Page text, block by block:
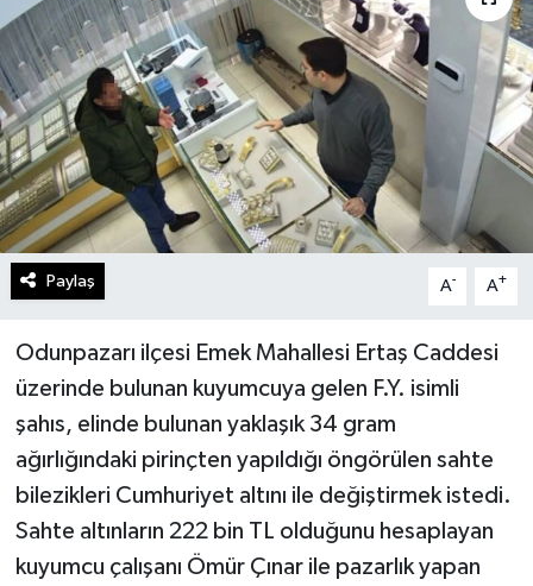
Paylaş A- A+
Odunpazarı ilçesi Emek Mahallesi Ertaş Caddesi
üzerinde bulunan kuyumcuya gelen F.Y. isimli
şahıs, elinde bulunan yaklaşık 34 gram
ağırlığındaki pirinçten yapıldığı öngörülen sahte
bilezikleri Cumhuriyet altını ile değiştirmek istedi.
Sahte altınların 222 bin TL olduğunu hesaplayan
kuyumcu çalışanı Ömür Çınar ile pazarlık yapan
Politika
Sağlık
Spor
Teknoloji
Yaşam
Yurttan